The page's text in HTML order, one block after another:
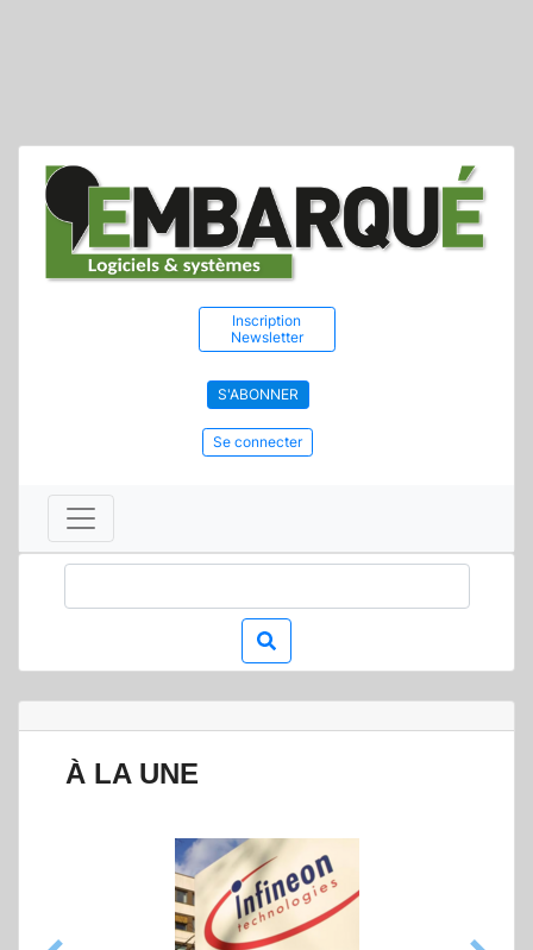
Inscription
Newsletter
S'ABONNER
Se connecter
À LA UNE